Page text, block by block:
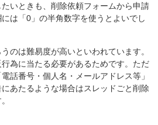
いときも、削除依頼フォームから申請
は「0」の半角数字を使うとよいでし
のは難易度が高いといわれています。
為に当たる必要があるためです。ただ
話番号・個人名・メールアドレス等」
あたるような場合はスレッドごと削除